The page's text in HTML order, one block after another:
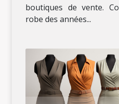
boutiques de vente.
robe des années...